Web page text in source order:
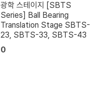
광학 스테이지 [SBTS
Series] Ball Bearing
Translation Stage SBTS-
23, SBTS-33, SBTS-43
0